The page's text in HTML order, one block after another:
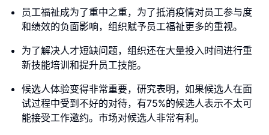
员工福祉成为了重中之重，为了抵消疫情对员工参与度
和绩效的负面影响，组织赋予员工福祉更多的重视。
为了解决人才短缺问题，组织还在大量投入时间进行重
新技能培训和提升员工技能。
候选人体验变得非常重要，研究表明，如果候选人在面
试过程中受到不好的对待，有75%的候选人表示不太可
能接受工作邀约。市场对候选人非常有利。